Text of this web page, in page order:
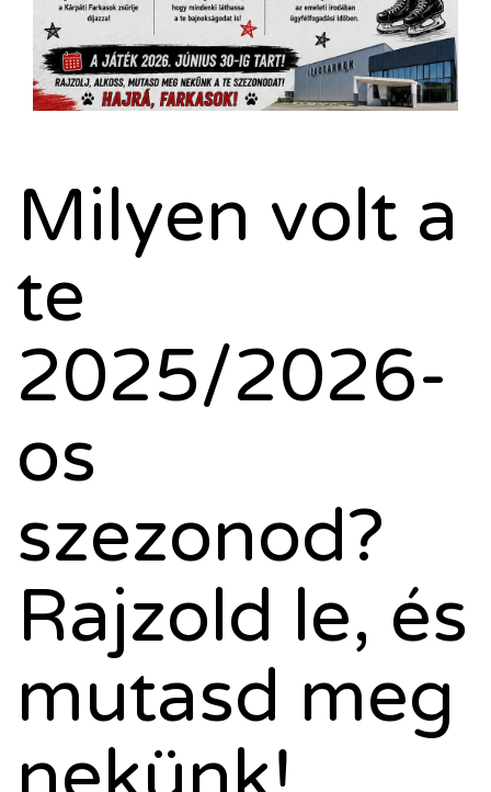
Milyen volt a
te
2025/2026-
os
szezonod?
Rajzold le, és
mutasd meg